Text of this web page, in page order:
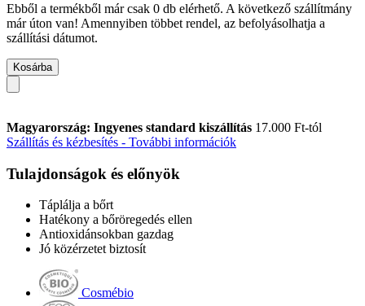
Ebből a termékből már csak 0 db elérhető. A következő szállítmány
már úton van! Amennyiben többet rendel, az befolyásolhatja a
szállítási dátumot.
Kosárba
Magyarország: Ingyenes standard kiszállítás 17.000 Ft-tól
Szállítás és kézbesítés - További információk
Tulajdonságok és előnyök
Táplálja a bőrt
Hatékony a bőröregedés ellen
Antioxidánsokban gazdag
Jó közérzetet biztosít
Cosmébio